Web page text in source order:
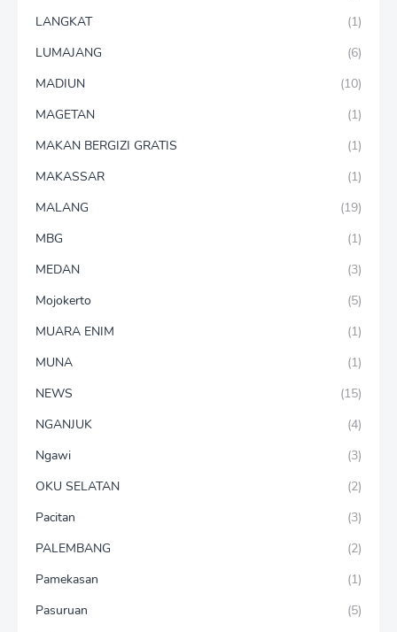
LANGKAT
(1)
LUMAJANG
(6)
MADIUN
(10)
MAGETAN
(1)
MAKAN BERGIZI GRATIS
(1)
MAKASSAR
(1)
MALANG
(19)
MBG
(1)
MEDAN
(3)
Mojokerto
(5)
MUARA ENIM
(1)
MUNA
(1)
NEWS
(15)
NGANJUK
(4)
Ngawi
(3)
OKU SELATAN
(2)
Pacitan
(3)
PALEMBANG
(2)
Pamekasan
(1)
Pasuruan
(5)